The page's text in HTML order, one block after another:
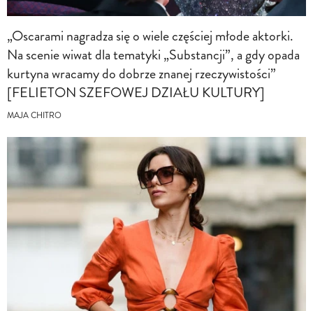
„Oscarami nagradza się o wiele częściej młode aktorki.
Na scenie wiwat dla tematyki „Substancji”, a gdy opada
kurtyna wracamy do dobrze znanej rzeczywistości”
[FELIETON SZEFOWEJ DZIAŁU KULTURY]
MAJA CHITRO